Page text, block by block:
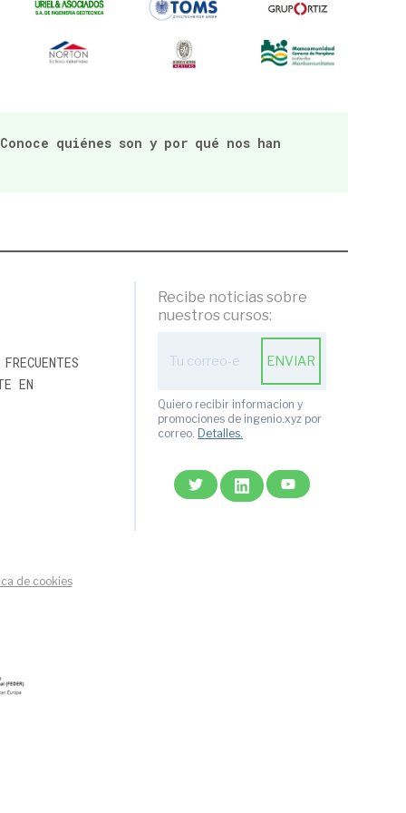
quiénes son y por qué nos han
EN
Recibe noticias sobre
nuestros cursos:
with
form
ic
email
ENVIAR
Quiero recibir informacion y
promociones de ingenio.xyz por
correo. Detalles.
de cookies